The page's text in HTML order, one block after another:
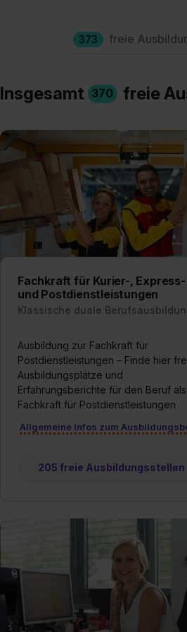
373 freie
Insgesamt 370 freie
Fachkraft für Kurier-, Express-
und Postdienstleistungen
Klassische duale
Ausbildung zur Fachkraft für
Postdienstleistungen – Finde hier
Ausbildungsplätze und
Erfahrungsberichte für den Beruf als
Fachkraft für Postdienstleistungen
Allgemeine Infos zum
205 freie Ausbildungsstellen